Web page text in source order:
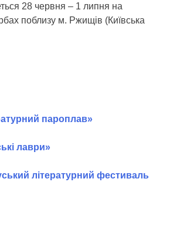
28 червня – 1 липня на
поблизу м. Ржищів (Київська
пароплав»
лаври»
літературний фестиваль